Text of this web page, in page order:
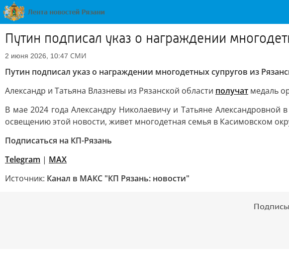
Путин подписал указ о награждении
2 июня 2026, 10:47 СМИ
Путин подписал указ о награждении многодетных супругов из
Александр и Татьяна Влазневы из Рязанской области получат медаль
В мае 2024 года Александру Николаевичу и Татьяне Александровной
освещению этой новости, живет многодетная семья в Касимовском
Подписаться на КП-Рязань
Telegram | МАХ
Источник: Канал в МАКС "КП Рязань: новости"